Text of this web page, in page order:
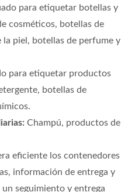
para etiquetar botellas y
cosméticos, botellas de
piel, botellas de perfume y
para etiquetar productos
botellas de
Champú, productos de
eficiente los contenedores
información de entrega y
seguimiento y entrega